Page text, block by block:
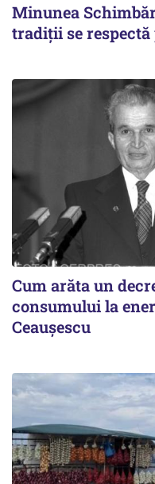
Minunea
tradiții se respectă
Cum arăta un
consumului la
Ceaușescu